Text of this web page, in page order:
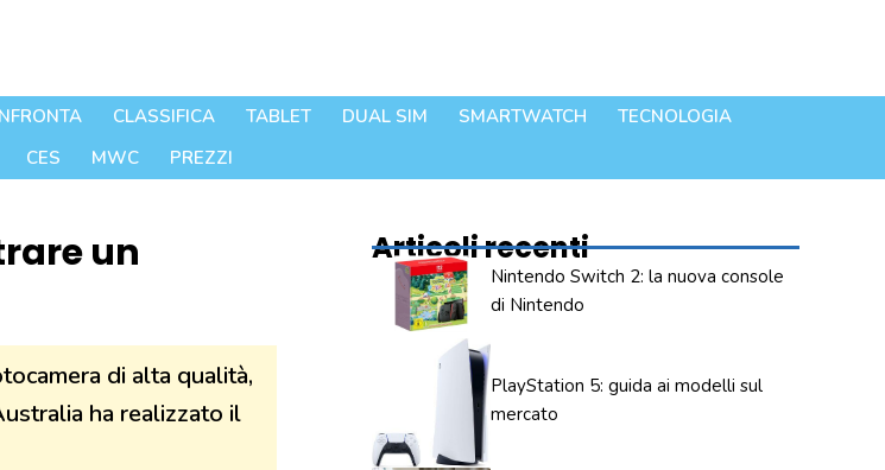
CLASSIFICA TABLET DUAL SIM SMARTWATCH
TECNOLOGIA
CES MWC PREZZI
un
di alta qualità,
ha realizzato il
Articoli recenti
Nintendo Switch 2: la nuova console
di Nintendo
PlayStation 5: guida ai modelli sul
mercato